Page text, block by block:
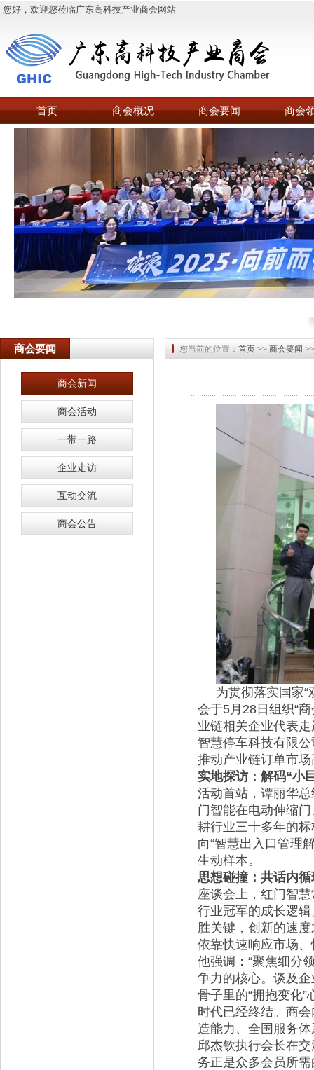
您好，欢迎您莅临广东高科技产业商会网站
首页 商会概况 商会要闻 商会
商会要闻 您当前的位置： 首页 >> 商会要闻
商会新闻
商会活动
一带一路
企业走访
互动交流
商会公告
为贯彻落实国家
会于5月28日组织“
业链相关企业代表
智慧停车科技有限
推动产业链订单市
实地探访：解码“小
活动首站，谭丽华
门智能在电动伸缩
耕行业三十多年的
向“智慧出入口管理
生动样本。
思想碰撞：共话内
座谈会上，红门智
行业冠军的成长逻
胜关键，创新的速
依靠快速响应市场
他强调：“聚焦细分
争力的核心。谈及
骨子里的“拥抱变化
时代已经终结。商
造能力、全国服务
邱杰钦执行会长在
务正是众多会员所